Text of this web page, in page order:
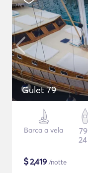
Gulet 79
Barca a vela
$2,419 /notte